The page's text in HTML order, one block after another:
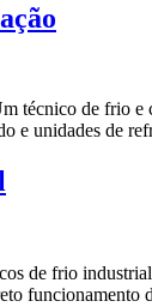
técnico de frio e
e unidades de
de frio